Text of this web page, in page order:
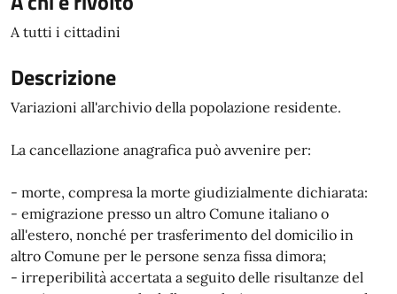
A tutti i cittadini
Descrizione
Variazioni all'archivio della popolazione residente.
La cancellazione anagrafica può avvenire per:
- morte, compresa la morte giudizialmente dichiarata:
- emigrazione presso un altro Comune italiano o
all'estero, nonché per trasferimento del domicilio in
altro Comune per le persone senza fissa dimora;
- irreperibilità accertata a seguito delle risultanze del